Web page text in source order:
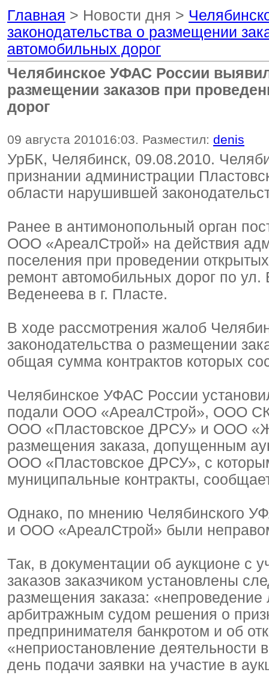
Главная > Новости дня >
законодательства о размещении
автомобильных дорог
Челябинское УФАС России
размещении заказов при
дорог
09 августа 201016:03. Разместил: denis
УрБК, Челябинск, 09.08.2010.
признании администрации
области нарушившей
Ранее в антимонопольный орган
ООО «АреалСтрой» на действия
поселения при проведении
ремонт автомобильных дорог по
Веденеева в г. Пласте.
В ходе рассмотрения жалоб
законодательства о размещении
общая сумма контрактов которых
Челябинское УФАС России
подали ООО «АреалСтрой», ООО
ООО «Пластовское ДРСУ» и ООО
размещения заказа, допущенным
ООО «Пластовское ДРСУ», с
муниципальные контракты,
Однако, по мнению Челябинского
и ООО «АреалСтрой» были
Так, в документации об аукционе с
заказов заказчиком установлены
размещения заказа: «непроведение
арбитражным судом решения о
предпринимателя банкротом и об
«неприостановление
день подачи заявки на участие в